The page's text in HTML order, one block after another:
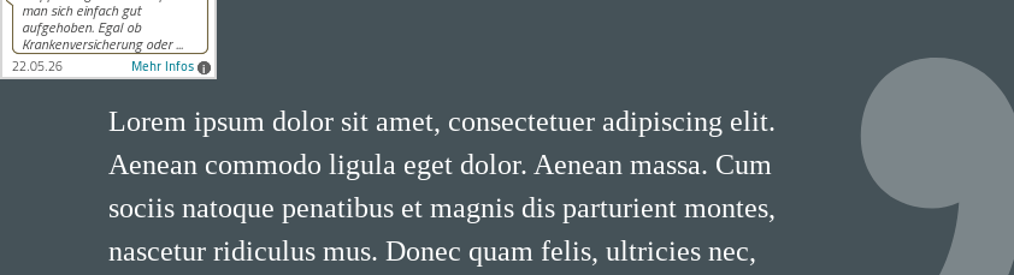
Lorem ipsum dolor sit amet, consectetuer adipiscing elit.
Aenean commodo ligula eget dolor. Aenean massa. Cum
sociis natoque penatibus et magnis dis parturient montes,
nascetur ridiculus mus. Donec quam felis, ultricies nec,